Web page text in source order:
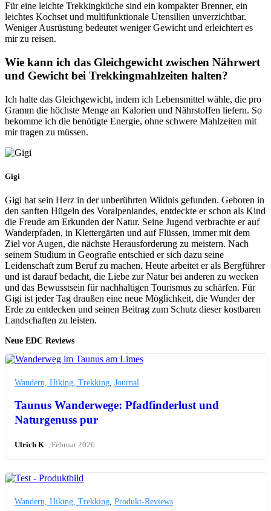
Für eine leichte Trekkingküche sind ein kompakter Brenner, ein
leichtes Kochset und multifunktionale Utensilien unverzichtbar.
Weniger Ausrüstung bedeutet weniger Gewicht und erleichtert es
mir zu reisen.
Wie kann ich das Gleichgewicht zwischen Nährwert
und Gewicht bei Trekkingmahlzeiten halten?
Ich halte das Gleichgewicht, indem ich Lebensmittel wähle, die pro
Gramm die höchste Menge an Kalorien und Nährstoffen liefern. So
bekomme ich die benötigte Energie, ohne schwere Mahlzeiten mit
mir tragen zu müssen.
Gigi
Gigi hat sein Herz in der unberührten Wildnis gefunden. Geboren in
den sanften Hügeln des Voralpenlandes, entdeckte er schon als Kind
die Freude am Erkunden der Natur. Seine Jugend verbrachte er auf
Wanderpfaden, in Klettergärten und auf Flüssen, immer mit dem
Ziel vor Augen, die nächste Herausforderung zu meistern. Nach
seinem Studium in Geografie entschied er sich dazu seine
Leidenschaft zum Beruf zu machen. Heute arbeitet er als Bergführer
und ist darauf bedacht, die Liebe zur Natur bei anderen zu wecken
und das Bewusstsein für nachhaltigen Tourismus zu schärfen. Für
Gigi ist jeder Tag draußen eine neue Möglichkeit, die Wunder der
Erde zu entdecken und seinen Beitrag zum Schutz dieser kostbaren
Landschaften zu leisten.
Neue EDC Reviews
Wandern, Hiking, Trekking Journal
Taunus Wanderwege: Pfadfinderlust und
Naturgenuss pur
Ulrich K /Februar 2026
Wandern, Hiking, Trekking Produkt-Reviews